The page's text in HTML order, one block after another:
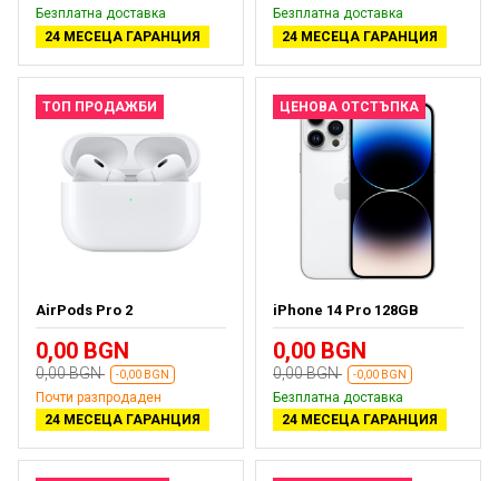
Безплатна доставка
24 МЕСЕЦА ГАРАНЦИЯ
Безплатна доставка
24 МЕСЕЦА ГАРАНЦИЯ
ТОП ПРОДАЖБИ
AirPods Pro 2
0,00 BGN
0,00 BGN -0,00 BGN
Почти разпродаден
24 МЕСЕЦА ГАРАНЦИЯ
ЦЕНОВА ОТСТЪПКА
iPhone 14 Pro 128GB
0,00 BGN
0,00 BGN -0,00 BGN
Безплатна доставка
24 МЕСЕЦА ГАРАНЦИЯ